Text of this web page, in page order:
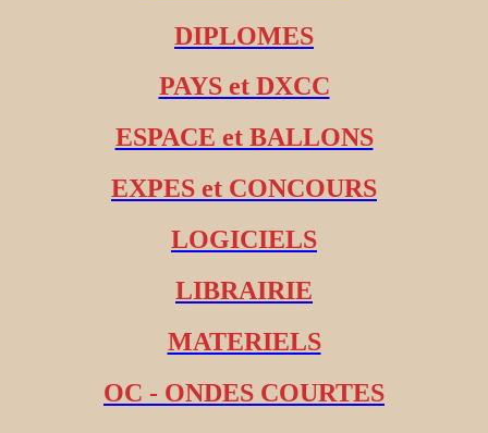
DIPLOMES
PAYS et DXCC
ESPACE et BALLONS
EXPES et CONCOURS
LOGICIELS
LIBRAIRIE
MATERIELS
OC - ONDES COURTES